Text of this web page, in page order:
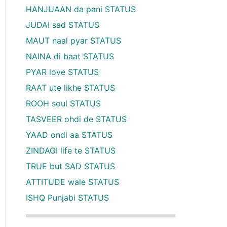
HANJUAAN da pani STATUS
JUDAI sad STATUS
MAUT naal pyar STATUS
NAINA di baat STATUS
PYAR love STATUS
RAAT ute likhe STATUS
ROOH soul STATUS
TASVEER ohdi de STATUS
YAAD ondi aa STATUS
ZINDAGI life te STATUS
TRUE but SAD STATUS
ATTITUDE wale STATUS
ISHQ Punjabi STATUS